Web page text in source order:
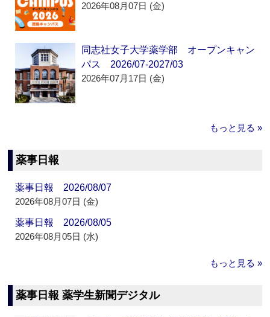
2026年08月07日 (金)
同志社女子大学薬学部 オープンキャン
パス 2026/07-2027/03
2026年07月17日 (金)
もっと見る »
薬事日報
薬事日報 2026/08/07
2026年08月07日 (金)
薬事日報 2026/08/05
2026年08月05日 (水)
もっと見る »
薬事日報 薬学生新聞デジタル